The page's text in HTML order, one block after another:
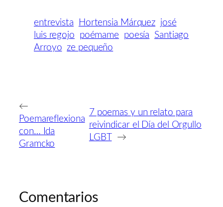
entrevista Hortensia Márquez josé
luis regojo
poémame poesía
Santiago
Arroyo ze pequeño
←
Poemareflexiona
con… Ida
Gramcko
7 poemas y un relato para
reivindicar el Día del Orgullo
LGBT
→
Comentarios